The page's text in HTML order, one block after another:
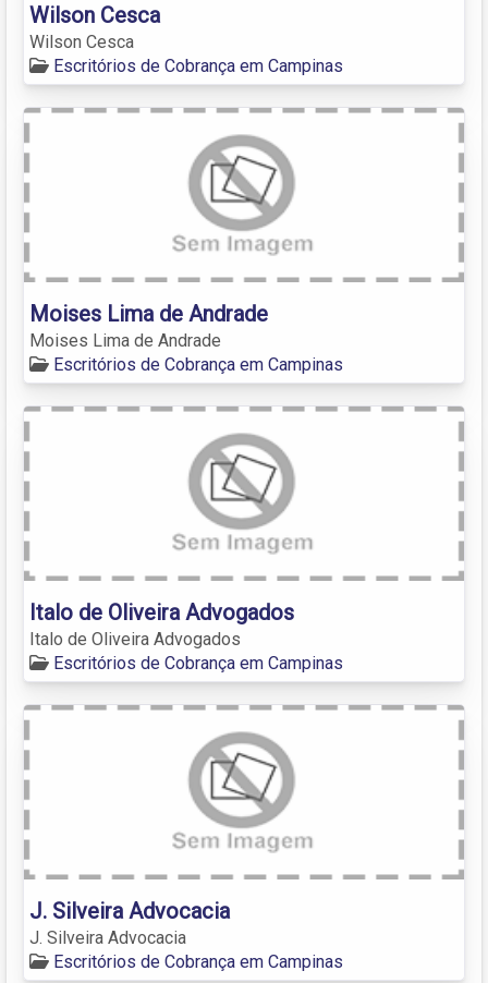
Wilson Cesca
Wilson Cesca
Escritórios de Cobrança em Campinas
Moises Lima de Andrade
Moises Lima de Andrade
Escritórios de Cobrança em Campinas
Italo de Oliveira Advogados
Italo de Oliveira Advogados
Escritórios de Cobrança em Campinas
J. Silveira Advocacia
J. Silveira Advocacia
Escritórios de Cobrança em Campinas